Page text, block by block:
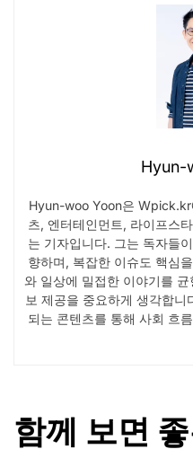
Hyun-
Hyun-woo Yoon은 Wpick.kr
츠, 엔터테인먼트, 라이프스
는 기자입니다. 그는 독자들
향하며, 복잡한 이슈도 핵심
와 일상에 밀접한 이야기를
보 제공을 중요하게 생각합
되는 콘텐츠를 통해 사회 흐
함께 보면